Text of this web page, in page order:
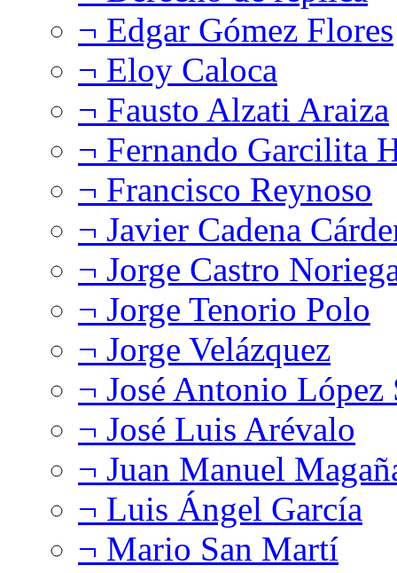
¬ Edgar Gómez Flores
¬ Eloy Caloca
¬ Fausto Alzati Araiza
¬ Fernando Garcilita
¬ Francisco Reynoso
¬ Javier Cadena
¬ Jorge Castro
¬ Jorge Tenorio Polo
¬ Jorge Velázquez
¬ José Antonio López
¬ José Luis Arévalo
¬ Juan Manuel
¬ Luis Ángel García
¬ Mario San Martí